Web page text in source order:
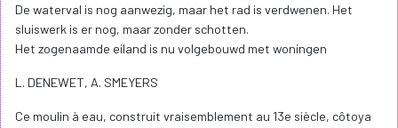
De waterval is nog aanwezig, maar het rad is verdwenen. Het
sluiswerk is er nog, maar zonder schotten.
Het zogenaamde eiland is nu volgebouwd met woningen
L. DENEWET, A. SMEYERS
Ce moulin à eau, construit vraisemblement au 13e siècle, côtoya